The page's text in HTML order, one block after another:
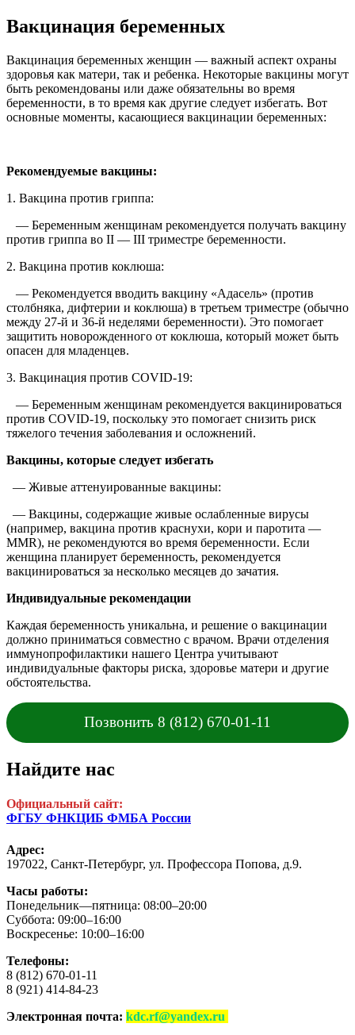
Вакцинация беременных
Вакцинация беременных женщин — важный аспект охраны
здоровья как матери, так и ребенка. Некоторые вакцины могут
быть рекомендованы или даже обязательны во время
беременности, в то время как другие следует избегать. Вот
основные моменты, касающиеся вакцинации беременных:
Рекомендуемые вакцины:
1. Вакцина против гриппа:
— Беременным женщинам рекомендуется получать вакцину
против гриппа во II — III триместре беременности.
2. Вакцина против коклюша:
— Рекомендуется вводить вакцину «Адасель» (против
столбняка, дифтерии и коклюша) в третьем триместре (обычно
между 27-й и 36-й неделями беременности). Это помогает
защитить новорожденного от коклюша, который может быть
опасен для младенцев.
3. Вакцинация против COVID-19:
— Беременным женщинам рекомендуется вакцинироваться
против COVID-19, поскольку это помогает снизить риск
тяжелого течения заболевания и осложнений.
Вакцины, которые следует избегать
— Живые аттенуированные вакцины:
— Вакцины, содержащие живые ослабленные вирусы
(например, вакцина против краснухи, кори и паротита —
MMR), не рекомендуются во время беременности. Если
женщина планирует беременность, рекомендуется
вакцинироваться за несколько месяцев до зачатия.
Индивидуальные рекомендации
Каждая беременность уникальна, и решение о вакцинации
должно приниматься совместно с врачом. Врачи отделения
иммунопрофилактики нашего Центра учитывают
индивидуальные факторы риска, здоровье матери и другие
обстоятельства.
Позвонить 8 (812) 670-01-11
Найдите нас
Официальный сайт:
ФГБУ ФНКЦИБ ФМБА России
Адрес:
197022, Санкт-Петербург, ул. Профессора Попова, д.9.
Часы работы:
Понедельник—пятница: 08:00–20:00
Суббота: 09:00–16:00
Воскресенье: 10:00–16:00
Телефоны:
8 (812) 670-01-11
8 (921) 414-84-23
Электронная почта: kdc.rf@yandex.ru